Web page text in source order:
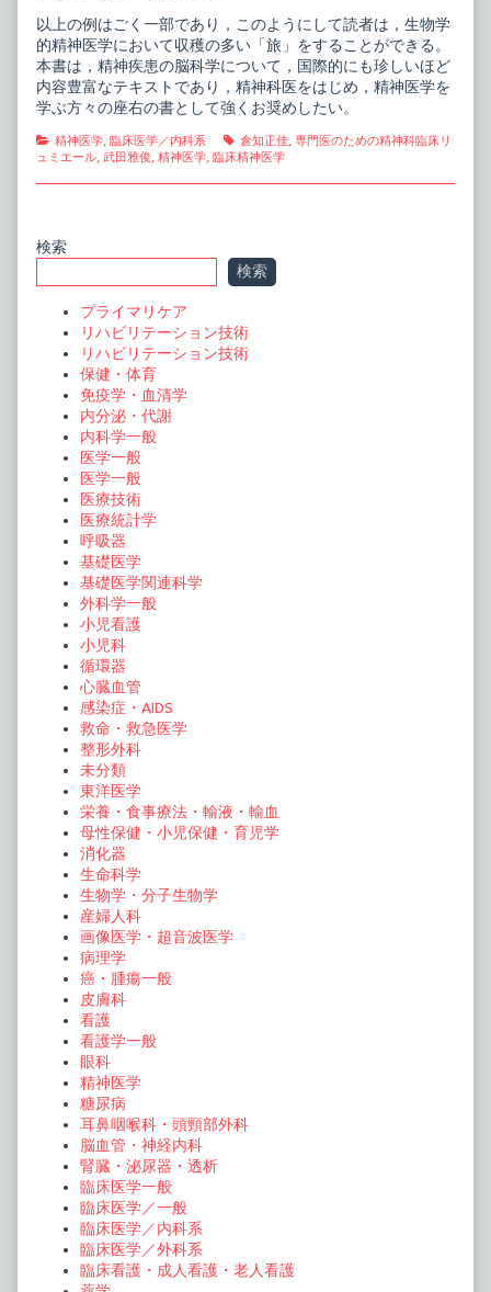
以上の例はごく一部であり，このようにして読者は，生物学
的精神医学において収穫の多い「旅」をすることができる。
本書は，精神疾患の脳科学について，国際的にも珍しいほど
内容豊富なテキストであり，精神科医をはじめ，精神医学を
学ぶ方々の座右の書として強くお奨めしたい。
Categories
精神医学, 臨床医学／内科系 Tags
倉知正佳, 専門医のための精神科臨床リ
ュミエール, 武田雅俊, 精神医学, 臨床精神医学
Primary
Sidebar
検索
検索
プライマリケア
リハビリテーション技術
リハビリテーション技術
保健・体育
免疫学・血清学
内分泌・代謝
内科学一般
医学一般
医学一般
医療技術
医療統計学
呼吸器
基礎医学
基礎医学関連科学
外科学一般
小児看護
小児科
循環器
心臓血管
感染症・AIDS
救命・救急医学
整形外科
未分類
東洋医学
栄養・食事療法・輸液・輸血
母性保健・小児保健・育児学
消化器
生命科学
生物学・分子生物学
産婦人科
画像医学・超音波医学
病理学
癌・腫瘍一般
皮膚科
看護
看護学一般
眼科
精神医学
糖尿病
耳鼻咽喉科・頭頸部外科
脳血管・神経内科
腎臓・泌尿器・透析
臨床医学一般
臨床医学／一般
臨床医学／内科系
臨床医学／外科系
臨床看護・成人看護・老人看護